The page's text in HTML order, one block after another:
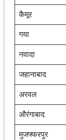
कैमूर
गया
नवादा
जहानाबाद
अरवल
औरंगाबाद
मुजफ्फरपुर